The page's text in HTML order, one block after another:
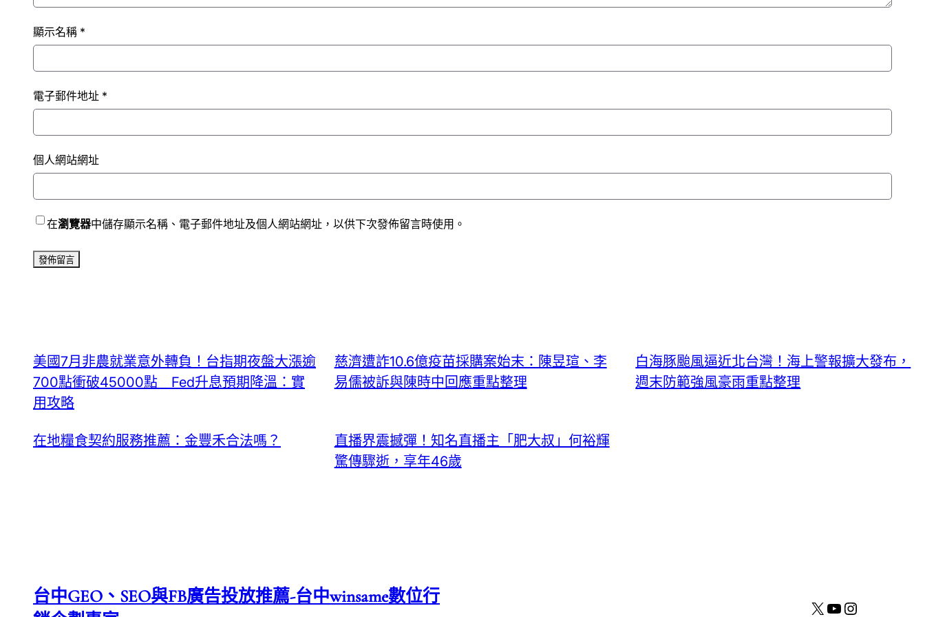
顯示名稱 *
電子郵件地址 *
個人網站網址
在瀏覽器中儲存顯示名稱、電子郵件地址及個人網站網址，以供下次發佈留言時使用。
美國7月非農就業意外轉負！台指期夜盤大漲逾
700點衝破45000點 Fed升息預期降溫：實
用攻略
慈濟遭詐10.6億疫苗採購案始末：陳昱瑄、李
易儒被訴與陳時中回應重點整理
白海豚颱風逼近北台灣！海上警報擴大發布，
週末防範強風豪雨重點整理
在地糧食契約服務推薦：金豐禾合法嗎？
直播界震撼彈！知名直播主「肥大叔」何裕輝
驚傳驟逝，享年46歲
台中GEO、SEO與FB廣告投放推薦-台中winsame數位行
X YouTube Instagram